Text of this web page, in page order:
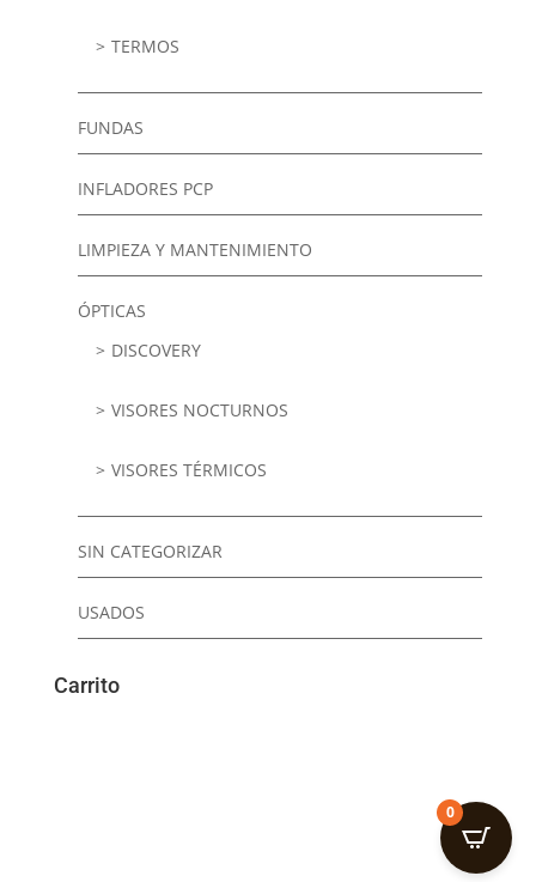
TERMOS
FUNDAS
INFLADORES PCP
LIMPIEZA Y MANTENIMIENTO
ÓPTICAS
DISCOVERY
VISORES NOCTURNOS
VISORES TÉRMICOS
SIN CATEGORIZAR
USADOS
Carrito
0